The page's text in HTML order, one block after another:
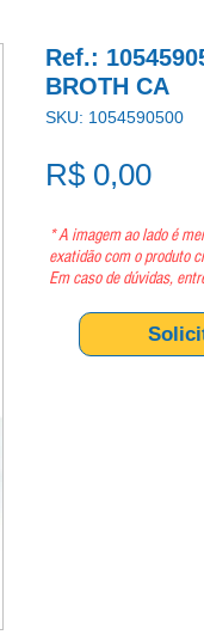
Ref.:
BROTH CA
SKU: 1054590500
R$ 0,00
* A imagem ao lado é
exatidão com o produto
Em caso de dúvidas,